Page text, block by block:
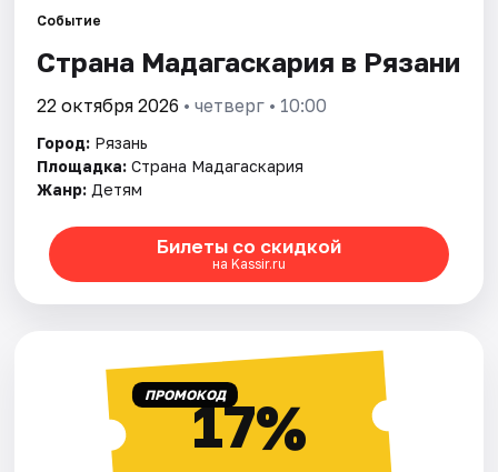
Площадки
Артисты
Рейтинги
Событие
Страна Мадагаскария в Рязани
22 октября 2026 • четверг • 10:00
Город: Рязань
Площадка: Страна Мадагаскария
Жанр: Детям
Билеты со скидкой
на Kassir.ru
ПРОМОКОД17%